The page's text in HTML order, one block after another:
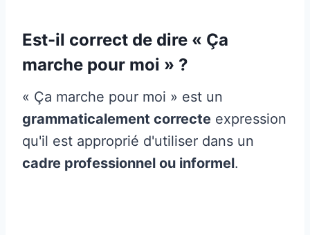
Est-il correct de dire « Ça
marche pour moi » ?
« Ça marche pour moi » est un
grammaticalement correcte expression
qu'il est approprié d'utiliser dans un
cadre professionnel ou informel.